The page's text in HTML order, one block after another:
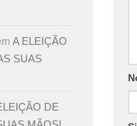
A ELEIÇÃO
SUAS
DE